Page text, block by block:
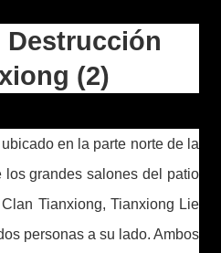
Destrucción
(2)
en la parte norte de la
los grandes salones del patio
Tianxiong, Tianxiong Lie
personas a su lado. Ambos